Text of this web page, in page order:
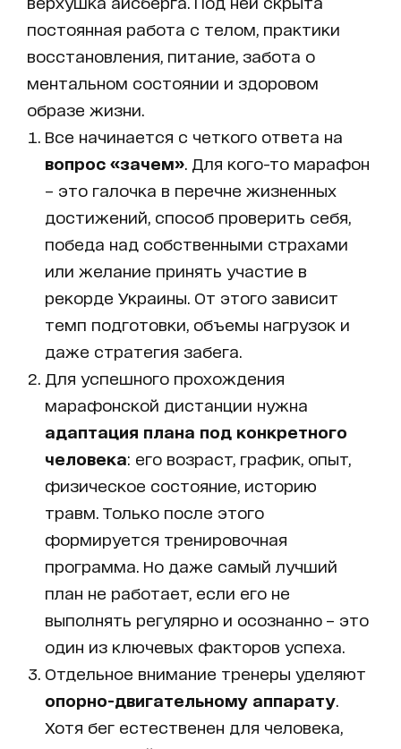
постоянная работа с телом, практики
восстановления, питание, забота о
ментальном состоянии и здоровом
образе жизни.
Все начинается с четкого ответа на
вопрос «зачем» . Для кого-то марафон
– это галочка в перечне жизненных
достижений, способ проверить себя,
победа над собственными страхами
или желание принять участие в
рекорде Украины. От этого зависит
темп подготовки, объемы нагрузок и
даже стратегия забега.
Для успешного прохождения
марафонской дистанции нужна
адаптация плана под конкретного
человека: его возраст, график, опыт,
физическое состояние, историю
травм. Только после этого
формируется тренировочная
программа. Но даже самый лучший
план не работает, если его не
выполнять регулярно и осознанно – это
один из ключевых факторов успеха.
Отдельное внимание тренеры уделяют
опорно-двигательному аппарату
Хотя бег естественен для человека,